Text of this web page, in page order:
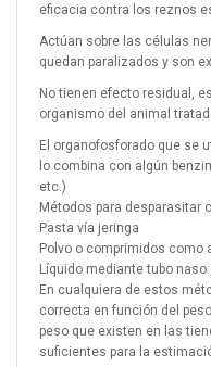
eficacia contra los reznos
Actúan sobre las células
quedan paralizados y son
No tienen efecto residual,
organismo del animal
El organofosforado que se
lo combina con algún
etc.)
Métodos para desparasitar
Pasta vía jeringa
Polvo o comprimidos
Líquido mediante tubo
En cualquiera de estos
correcta en función del
peso que existen en las
suficientes para la